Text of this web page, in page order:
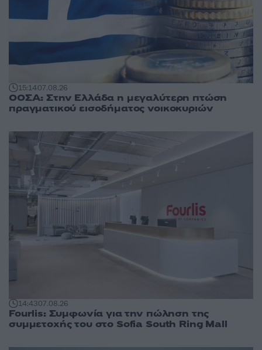
15:1407.08.26
ΟΟΣΑ: Στην Ελλάδα η μεγαλύτερη πτώση
πραγματικού εισοδήματος νοικοκυριών
14:4307.08.26
Fourlis: Συμφωνία για την πώληση της
συμμετοχής του στο Sofia South Ring Mall